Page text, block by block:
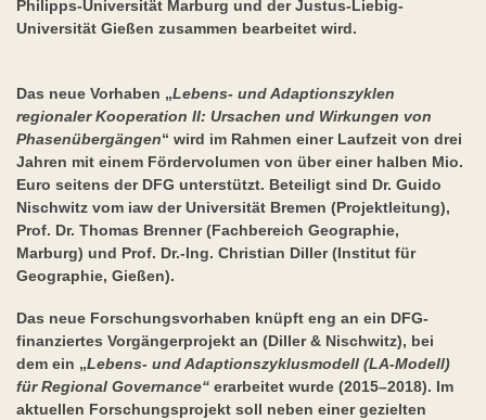
Philipps-Universität Marburg und der Justus-Liebig-
Universität Gießen zusammen bearbeitet wird.
Das neue Vorhaben „Lebens- und Adaptionszyklen
regionaler Kooperation II: Ursachen und Wirkungen von
Phasenübergängen“ wird im Rahmen einer Laufzeit von drei
Jahren mit einem Fördervolumen von über einer halben Mio.
Euro seitens der DFG unterstützt. Beteiligt sind Dr. Guido
Nischwitz vom iaw der Universität Bremen (Projektleitung),
Prof. Dr. Thomas Brenner (Fachbereich Geographie,
Marburg) und Prof. Dr.-Ing. Christian Diller (Institut für
Geographie, Gießen).
Das neue Forschungsvorhaben knüpft eng an ein DFG-
finanziertes Vorgängerprojekt an (Diller & Nischwitz), bei
dem ein „Lebens- und Adaptionszyklusmodell (LA-Modell)
für Regional Governance“ erarbeitet wurde (2015–2018). Im
aktuellen Forschungsprojekt soll neben einer gezielten